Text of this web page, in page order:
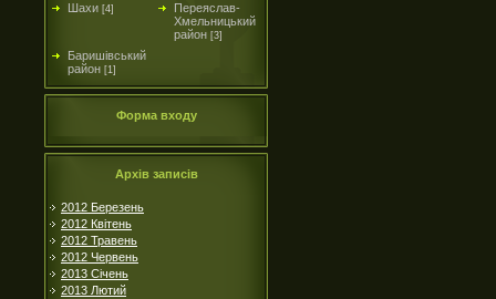
Шахи [4]
Переяслав-
Хмельницький
район [3]
Баришівський
район [1]
Форма входу
Архів записів
2012 Березень
2012 Квітень
2012 Травень
2012 Червень
2013 Січень
2013 Лютий